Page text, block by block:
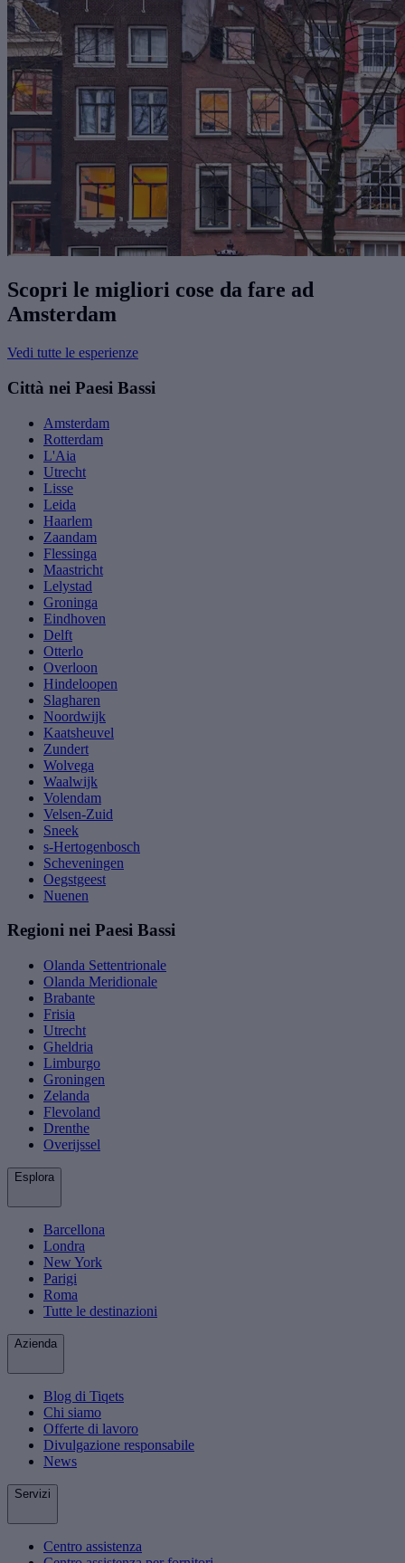
Scopri le migliori cose da fare ad
Amsterdam
Vedi tutte le esperienze
Città nei Paesi Bassi
Amsterdam
Rotterdam
L'Aia
Utrecht
Lisse
Leida
Haarlem
Zaandam
Flessinga
Maastricht
Lelystad
Groninga
Eindhoven
Delft
Otterlo
Overloon
Hindeloopen
Slagharen
Noordwijk
Kaatsheuvel
Zundert
Wolvega
Waalwijk
Volendam
Velsen-Zuid
Sneek
s-Hertogenbosch
Scheveningen
Oegstgeest
Nuenen
Regioni nei Paesi Bassi
Olanda Settentrionale
Olanda Meridionale
Brabante
Frisia
Utrecht
Gheldria
Limburgo
Groningen
Zelanda
Flevoland
Drenthe
Overijssel
Esplora
Barcellona
Londra
New York
Parigi
Roma
Tutte le destinazioni
Azienda
Blog di Tiqets
Chi siamo
Offerte di lavoro
Divulgazione responsabile
News
Servizi
Centro assistenza